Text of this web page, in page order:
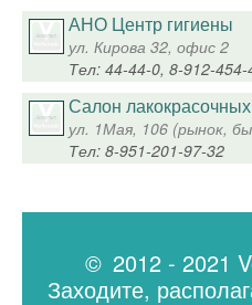
АНО Центр гигиены
ул. Кирова 32, офис 2
Тел: 44-44-0, 8-912-454-
Салон
ул. 1Мая, 106 (рынок,
Тел: 8-951-201-97-32
© 2012 - 2021
Заходите,